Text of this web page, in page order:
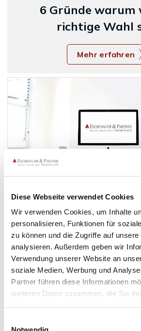
Diese Webseite verwendet Cookies
Wir verwenden Cookies, um Inhalte
personalisieren, Funktionen für
zu können und die Zugriffe auf
analysieren. Außerdem geben wir
Verwendung unserer Website an
soziale Medien, Werbung und
Partner führen diese Informationen
weiteren Daten zusammen, die Sie
Cookies, wenn Sie unsere Webseite
6 Gründe warum
richtige Wahl
Mehr erfahren
Mehr über
Partner
Mehr erfahren